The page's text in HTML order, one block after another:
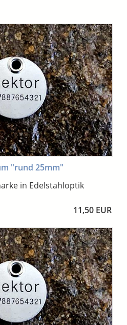
"rund 25mm"
in Edelstahloptik
11,50 EUR